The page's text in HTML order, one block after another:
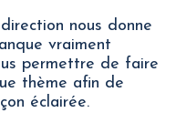
nous donne
vraiment
permettre de faire
thème afin de
éclairée.